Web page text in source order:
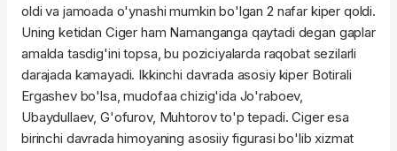
oldi va jamoada o'ynashi mumkin bo'lgan 2 nafar kiper qoldi.
Uning ketidan Ciger ham Namanganga qaytadi degan gaplar
amalda tasdig'ini topsa, bu poziciyalarda raqobat sezilarli
darajada kamayadi. Ikkinchi davrada asosiy kiper Botirali
Ergashev bo'lsa, mudofaa chizig'ida Jo'raboev,
Ubaydullaev,G'ofurov, Muhtorovto'p tepadi.Cigeresa
birinchi davrada himoyaning asosiiyfigurasi bo'lib xizmat